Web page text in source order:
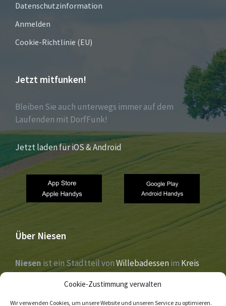
Cookie-Zustimmung verwalten
Wir verwenden Cookies, um unsere Website und unseren Service zu optimieren.
Datenschutzinformation
Anmelden
Cookie-Richtlinie (EU)
Jetzt mitfunken!
Bleiben Sie auch unterwegs immer auf dem
Laufenden mit DorfFunk!
Jetzt laden für iOS & Android
Über Niesen
Niesen ist ein Stadtteil vonWillebadessenim Kreis
Höxter,Nordrhein-Westfalen. Der Ort liegt im Tal der
und wurde 1273 erstmals urkundlich erwähnt.